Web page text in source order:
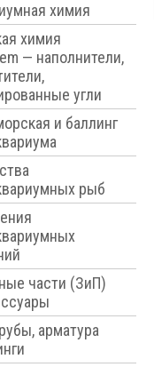
химия
химия
— наполнители,
угли
и баллинг
рыб
части (ЗиП)
арматура